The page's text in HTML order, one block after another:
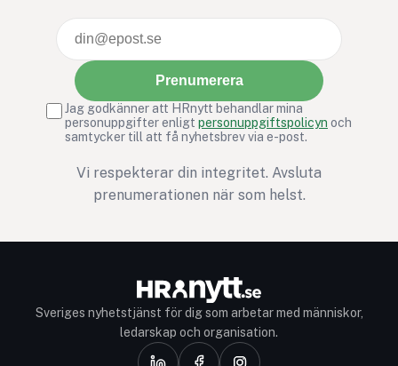
Prenumerera
Jag godkänner att HRnytt behandlar mina
personuppgifter enligt personuppgiftspolicyn och
samtycker till att få nyhetsbrev via e-post.
Vi respekterar din integritet. Avsluta
prenumerationen när som helst.
Sveriges nyhetstjänst för dig som arbetar med människor,
ledarskap och organisation.